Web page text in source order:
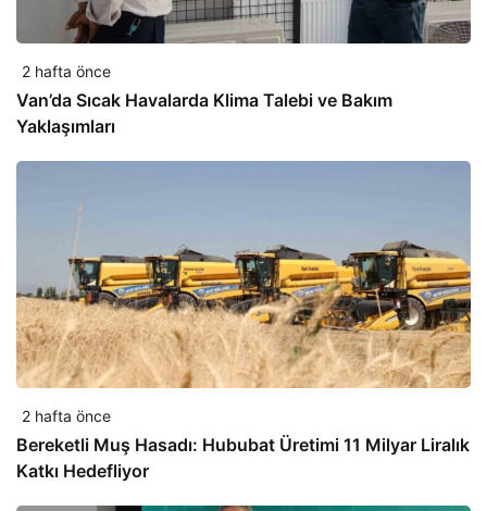
2 hafta önce
Van’da Sıcak Havalarda Klima Talebi ve Bakım
Yaklaşımları
2 hafta önce
Bereketli Muş Hasadı: Hububat Üretimi 11 Milyar Liralık
Katkı Hedefliyor